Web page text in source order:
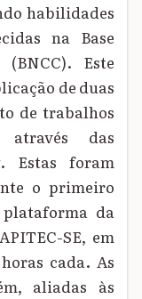
habilidades
na Base
Este
de duas
de trabalhos
através das
Estas foram
o primeiro
plataforma da
SE, em
cada. As
aliadas às